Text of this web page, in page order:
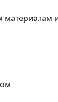
материалам